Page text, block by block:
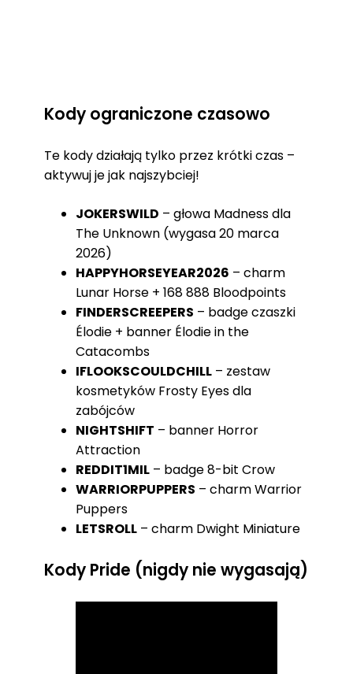
Kody ograniczone czasowo
Te kody działają tylko przez krótki czas –
aktywuj je jak najszybciej!
JOKERSWILD – głowa Madness dla
The Unknown (wygasa 20 marca
2026)
HAPPYHORSEYEAR2026 – charm
Lunar Horse + 168 888 Bloodpoints
FINDERSCREEPERS – badge czaszki
Élodie + banner Élodie in the
Catacombs
IFLOOKSCOULDCHILL – zestaw
kosmetyków Frosty Eyes dla
zabójców
NIGHTSHIFT – banner Horror
Attraction
REDDIT1MIL – badge 8-bit Crow
WARRIORPUPPERS – charm Warrior
Puppers
LETSROLL – charm Dwight Miniature
Kody Pride (nigdy nie wygasają)